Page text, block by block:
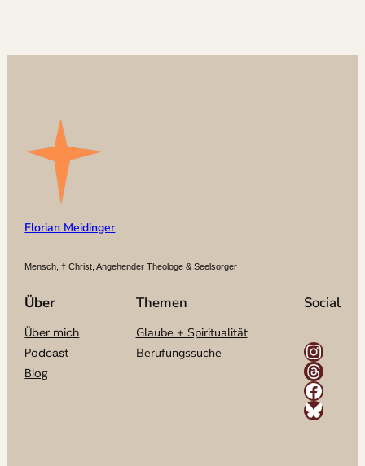
Florian Meidinger
Mensch, † Christ, Angehender Theologe & Seelsorger
Über
Über mich
Podcast
Blog
Themen
Glaube + Spiritualität
Berufungssuche
Social
Instagram
Threads
Facebook
Bluesky